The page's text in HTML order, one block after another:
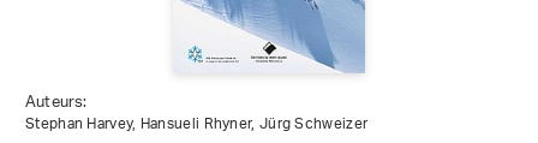
Auteurs:
Stephan Harvey, Hansueli Rhyner, Jürg Schweizer